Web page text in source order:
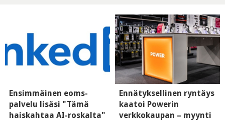
Ensimmäinen eoms-
palvelu lisäsi "Tämä
haiskahtaa AI-roskalta"
Ennätyksellinen ryntäys
kaatoi Powerin
verkkokaupan – myynti